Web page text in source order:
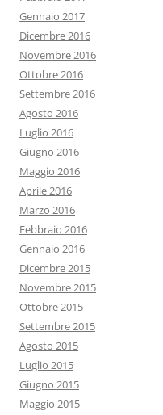
Gennaio 2017
Dicembre 2016
Novembre 2016
Ottobre 2016
Settembre 2016
Agosto 2016
Luglio 2016
Giugno 2016
Maggio 2016
Aprile 2016
Marzo 2016
Febbraio 2016
Gennaio 2016
Dicembre 2015
Novembre 2015
Ottobre 2015
Settembre 2015
Agosto 2015
Luglio 2015
Giugno 2015
Maggio 2015